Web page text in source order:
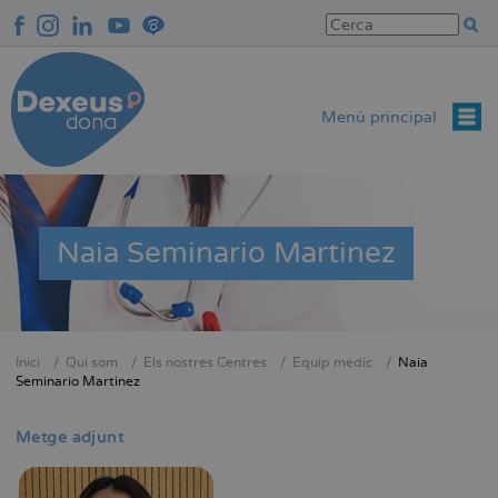
contingut
Menú principal
Naia Seminario Martinez
Fil
Inici Qui som Els nostres Centres Equip mèdic
Naia
Seminario Martinez
Metge adjunt